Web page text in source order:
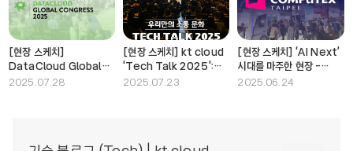
[현장 스케치]
DataCloud Global
Congress in France:
2025.07.28
[현장 스케치] kt cloud
'Tech Talk 2025':
기술 공유와 소통 문화의
2025.07.23
[현장 스케치] ‘AI Next’
시대를 마주한 현장 -
COMPUTEX 2025 in
2025.06.24